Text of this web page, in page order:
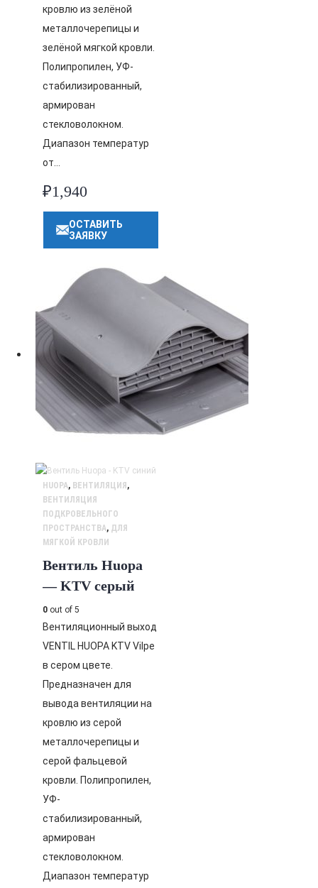
кровлю из зелёной
металлочерепицы и
зелёной мягкой кровли.
Полипропилен, УФ-
стабилизированный,
армирован
стекловолокном.
Диапазон температур
от…
₽1,940
ОСТАВИТЬ
ЗАЯВКУ
HUOPA, ВЕНТИЛЯЦИЯ ,
ВЕНТИЛЯЦИЯ
ПОДКРОВЕЛЬНОГО
ПРОСТРАНСТВА, ДЛЯ
МЯГКОЙ КРОВЛИ
Вентиль Huopa
— KTV серый
0 out of 5
Вентиляционный выход
VENTIL HUOPA KTV Vilpe
в сером цвете.
Предназначен для
вывода вентиляции на
кровлю из серой
металлочерепицы и
серой фальцевой
кровли. Полипропилен,
УФ-
стабилизированный,
армирован
стекловолокном.
Диапазон температур